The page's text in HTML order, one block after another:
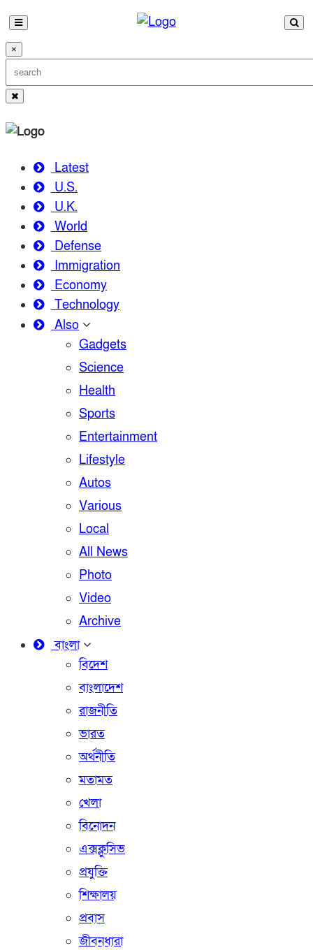
×
Latest
U.S.
U.K.
World
Defense
Immigration
Economy
Technology
Also
Gadgets
Science
Health
Sports
Entertainment
Lifestyle
Autos
Various
Local
All News
Photo
Video
Archive
বাংলা
বিদেশ
বাংলাদেশ
রাজনীতি
ভারত
অর্থনীতি
মতামত
খেলা
বিনোদন
এক্সক্লুসিভ
প্রযুক্তি
শিক্ষালয়
প্রবাস
জীবনধারা